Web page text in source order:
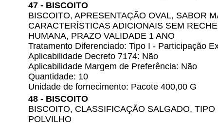
47 - BISCOITO
BISCOITO, APRESENTAÇÃO OVAL, SABOR
CARACTERÍSTICAS ADICIONAIS SEM
HUMANA, PRAZO VALIDADE 1 ANO
Tratamento Diferenciado: Tipo I - Participação
Aplicabilidade Decreto 7174: Não
Aplicabilidade Margem de Preferência: Não
Quantidade: 10
Unidade de fornecimento: Pacote 400,00 G
48 - BISCOITO
BISCOITO, CLASSIFICAÇÃO SALGADO,
POLVILHO